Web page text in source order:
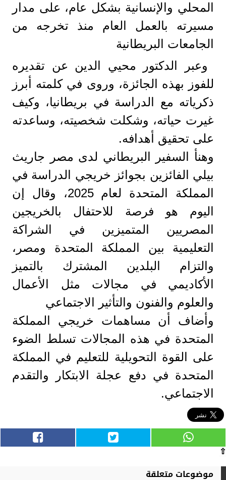
المحلي والإنسانية بشكل عام، على مدار
مسيرته بالعمل العام منذ تخرجه من
الجامعات البريطانية
وعبر الدكتور محيي الدين عن تقديره
للفوز بهذه الجائزة، وروى في كلمته أبرز
ذكرياته مع الدراسة في بريطانيا، وكيف
غيرت حياته، وشكلت شخصيته، وساعدته
على تحقيق أهدافه.
وهنأ السفير البريطاني لدى مصر جاريث
بيلي الفائزين بجوائز خريجي الدراسة في
المملكة المتحدة لعام 2025، وقال إن
اليوم هو فرصة للاحتفال بالخريجين
المصريين المتميزين في الشراكة
التعليمية بين المملكة المتحدة ومصر،
والتزام البلدين المشترك بالتميز
الأكاديمي في مجالات مثل الأعمال
والعلوم والفنون والتأثير الاجتماعي
وأضاف أن مساهمات خريجي المملكة
المتحدة في هذه المجالات تسلط الضوء
على القوة التحويلية للتعليم في المملكة
المتحدة في دفع عجلة الابتكار والتقدم
الاجتماعي.
⇧
موضوعات متعلقة